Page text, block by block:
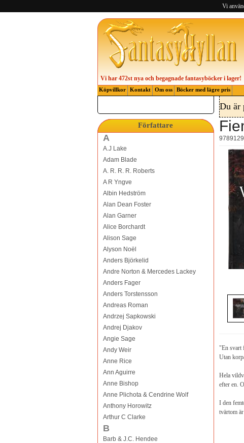
Vi
Vi har 472st nya och begagnade fantasyböcker i lager!
Köpvillkor Kontakt Om oss Böcker med lägre pris
Författare
A
A.J Lake
Adam Blade
A. R. R. R. Roberts
A R Yngve
Albin Hedström
Alan Dean Foster
Alan Garner
Alice Borchardt
Alison Sage
Alyson Noël
Anders Björkelid
Andre Norton & Mercedes Lackey
Anders Fager
Anders Torstensson
Andreas Roman
Andrzej Sapkowski
Andrej Djakov
Angie Sage
Andy Weir
Anne Rice
Ann Aguirre
Anne Bishop
Anne Plichota & Cendrine Wolf
Anthony Horowitz
Arthur C Clarke
B
Barb & J.C. Hendee
Du är
"En svart
Utan
Hela
efter en.
I den
tvärtom